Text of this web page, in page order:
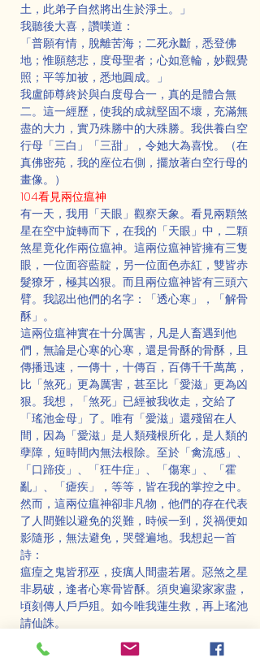
土，此弟子自然將出生於淨土。」
我聽後大喜，讚嘆道：
「普願有情，脫離苦海；二死永斷，悉登佛
地；惟願慈悲，度母聖者；心如意輪，妙觀覺
照；平等加被，悉地圓成。」
我盧師尊終於與白度母合一，真的是體合無
二。這一經歷，使我的成就堅固不壞，充滿無
盡的大力，實乃殊勝中的大殊勝。我供養白空
行母「三白」「三甜」，令她大為喜悅。（在
真佛密苑，我的座位右側，擺放著白空行母的
畫像。）
104看見兩位瘟神
有一天，我用「天眼」觀察天象。看見兩顆煞
星在空中旋轉而下，在我的「天眼」中，二顆
煞星竟化作兩位瘟神。這兩位瘟神皆擁有三隻
眼，一位面容藍靛，另一位面色赤紅，雙皆赤
髮獠牙，極其凶狠。而且兩位瘟神皆有三頭六
臂。我認出他們的名字：「透心寒」，「解骨
酥」。
這兩位瘟神實在十分厲害，凡是人畜遇到他
們，無論是心寒的心寒，還是骨酥的骨酥，且
傳播迅速，一傳十，十傳百，百傳千千萬萬，
比「煞死」更為厲害，甚至比「愛滋」更為凶
狠。我想，「煞死」已經被我收走，交給了
「瑤池金母」了。唯有「愛滋」還殘留在人
間，因為「愛滋」是人類殘根所化，是人類的
孽障，短時間內無法根除。至於「禽流感」、
「口蹄疫」、「狂牛症」、「傷寒」、「霍
亂」、「瘧疾」，等等，皆在我的掌控之中。
然而，這兩位瘟神卻非凡物，他們的存在代表
了人間難以避免的災難，時候一到，災禍便如
影隨形，無法避免，哭聲遍地。我想起一首
詩：
瘟㾮之鬼皆邪巫，疫癘人間盡若屠。惡煞之星
非易破，逢者心寒骨皆酥。須臾遍梁家家盡，
頃刻傳人戶戶殂。如今唯我蓮生救，再上瑤池
請仙誅。
我透過「天眼」看見兩位瘟神降臨人間，我不
知其他擁有「天眼」的人是否也能看到這樣的